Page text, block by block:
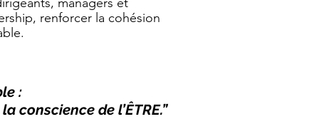
renforcer la cohésion
:
conscience de l’ÊTRE.”